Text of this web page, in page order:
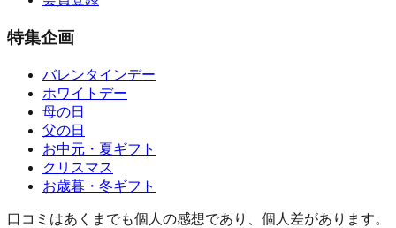
特集企画
バレンタインデー
ホワイトデー
母の日
父の日
お中元・夏ギフト
クリスマス
お歳暮・冬ギフト
口コミはあくまでも個人の感想であり、個人差があります。